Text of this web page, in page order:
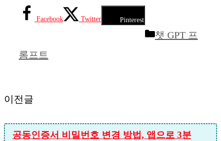
Facebook Twitter Pinterest
카
챗 GPT 프
롬프트
이전글
공동인증서 비밀번호 변경 방법, 앱으로 3분